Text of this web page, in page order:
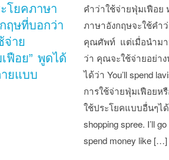
โยคภาษา
ฤษที่บอกว่า
จ่าย
ฟือย” พูดได้
ยแบบ
คำว่าใช้จ่ายฟุ่มเฟือย
ภาษาอังกฤษจะใช้คำ
คุณศัพท์ แต่เมื่อนำมา
ว่า คุณจะใช้จ่ายอย่า
ได้ว่า You’ll spend
การใช้จ่ายฟุ่มเฟือยห
ใช้ประโยคแบบอื่นๆได้
shopping spree. I’ll
spend money like […]